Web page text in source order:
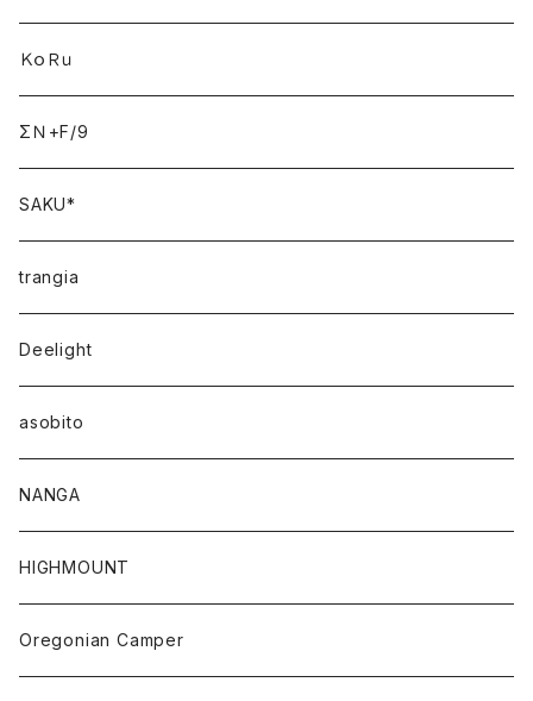
ＫｏＲｕ
ΣＮ+F/9
SAKU*
trangia
Deelight
asobito
NANGA
HIGHMOUNT
Oregonian Camper